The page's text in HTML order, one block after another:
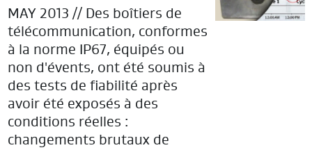
MAY 2013 // Des boîtiers de
télécommunication, conformes
à la norme IP67, équipés ou
non d'évents, ont été soumis à
des tests de fiabilité après
avoir été exposés à des
conditions réelles :
changements brutaux de